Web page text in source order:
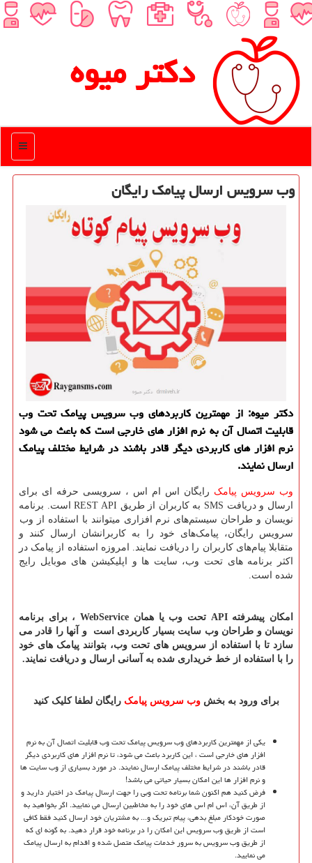
دكتر میوه
منو
وب سرویس ارسال پیامك رایگان
دكتر میوه: از مهمترین كاربردهای وب سرویس پیامك تحت وب
قابلیت اتصال آن به نرم افزار های خارجی است كه باعث می شود
نرم افزار های كاربردی دیگر قادر باشند در شرایط مختلف پیامك
ارسال نمایند.
وب سرویس پیامک رایگان اس ام اس ، سرویسی حرفه ای برای
ارسال و دریافت SMS به کاربران از طریق REST API است. برنامه
نویسان و طراحان سیستم‌های نرم افزاری میتوانند با استفاده از وب
سرویس رایگان، پیامک‌های خود را به کاربرانشان ارسال کنند و
متقابلا پیام‌های کاربران را دریافت نمایند. امروزه استفاده از پیامک در
اکثر برنامه های تحت وب، سایت ها و اپلیکیشن های موبایل رایج
شده است.
امکان پیشرفته APIتحت وب یا همان WebService ، برای برنامه
نویسان و طراحان وب سایت بسیار کاربردی است و آنها را قادر می
سازد تا با استفاده از سرویس های تحت وب، بتوانند پیامک های خود
را با استفاده از خط خریداری شده به آسانی ارسال و دریافت نمایند.
برای ورود به بخشوب سرویس پیامک رایگان لطفا کلیک کنید
یکی از مهمترین کاربردهای وب سرویس پیامک تحت وب قابلیت اتصال آن به نرم
افزار های خارجی است ، این کاربرد باعث می شود، تا نرم افزار های کاربردی دیگر
قادر باشند در شرایط مختلف پیامک ارسال نمایند. در مورد بسیاری از وب سایت ها
و نرم افزار ها این امکان بسیار حیاتی می باشد!
فرض کنید هم اکنون شما برنامه تحت وبی را جهت ارسال پیامک در اختیار دارید و
از طریق آن، اس ام اس های خود را به مخاطبین ارسال می نمایید. اگر بخواهید به
صورت خودکار مبلغ بدهی، پیام تبریک و... به مشتریان خود ارسال کنید فقط کافی
است از طریق وب سرویس این امکان را در برنامه خود قرار دهید. به گونه ای که
از طریق وب سرویس به سرور خدمات پیامک متصل شده و اقدام به ارسال پیامک
می نمایید.